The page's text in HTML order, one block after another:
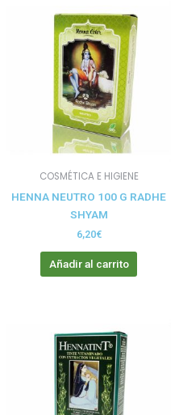
COSMÉTICA E HIGIENE
HENNA NEUTRO 100 G RADHE
SHYAM
6,20€
Añadir al carrito